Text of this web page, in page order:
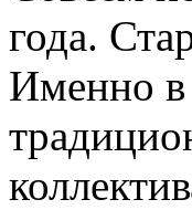
года.
Именно в